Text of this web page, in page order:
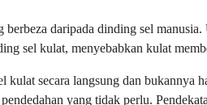
daripada dinding sel
sel kulat, menyebabkan kulat
secara langsung dan
yang tidak perlu.